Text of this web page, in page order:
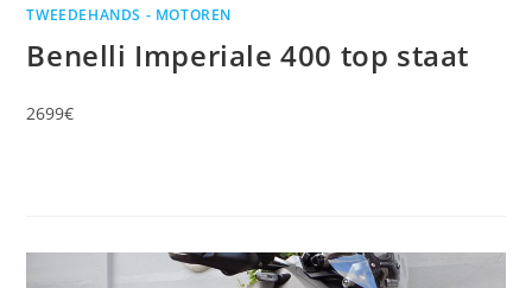
TWEEDEHANDS - MOTOREN
Benelli Imperiale 400 top staat
2699€